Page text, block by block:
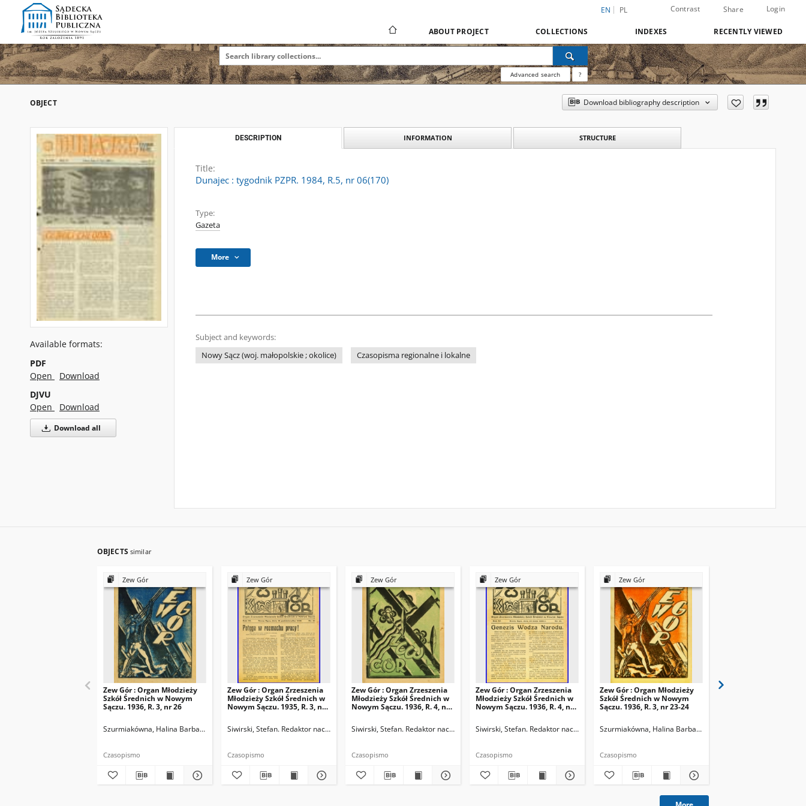
EN PL Contrast Share Login
ABOUT PROJECT COLLECTIONS INDEXES RECENTLY VIEWED
Advanced search ?
OBJECT Download bibliography description
Available formats:
PDF
Open
Download
DJVU
Open
Download
Download all
DESCRIPTION INFORMATION STRUCTURE
Title:
Dunajec : tygodnik PZPR. 1984, R.5, nr 06(170)
Type:
Gazeta
More
Subject and keywords:
Nowy Sącz (woj. małopolskie ; okolice)
Czasopisma regionalne i lokalne
OBJECTS similar
Zew Gór
Zew Gór : Organ Młodzieży
Szkół Średnich w Nowym
Sączu. 1936, R. 3, nr 26
Szurmiakówna, Halina Barbara (1920-1945). Redaktor naczelny
Czasopismo
Zew Gór
Zew Gór : Organ Zrzeszenia
Młodzieży Szkół Średnich w
Nowym Sączu. 1935, R. 3, nr
Siwirski, Stefan. Redaktor naczelny
Czasopismo
Zew Gór
Zew Gór : Organ Zrzeszenia
Młodzieży Szkół Średnich w
Nowym Sączu. 1936, R. 4, nr
Siwirski, Stefan. Redaktor naczelny
Czasopismo
Zew Gór
Zew Gór : Organ Zrzeszenia
Młodzieży Szkół Średnich w
Nowym Sączu. 1936, R. 4, nr
Siwirski, Stefan. Redaktor naczelny
Czasopismo
Zew Gór
Zew Gór : Organ Młodzieży
Szkół Średnich w Nowym
Sączu. 1936, R. 3, nr 23-24
Szurmiakówna, Halina Barbara (1920-1945). Redaktor
Czasopismo